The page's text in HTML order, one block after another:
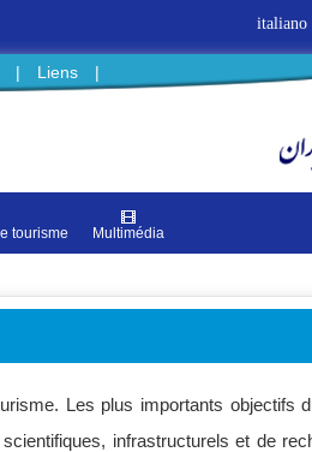
italiano
| Liens |
tourisme Multimédia
Les plus importants objectifs
infrastructurels et de